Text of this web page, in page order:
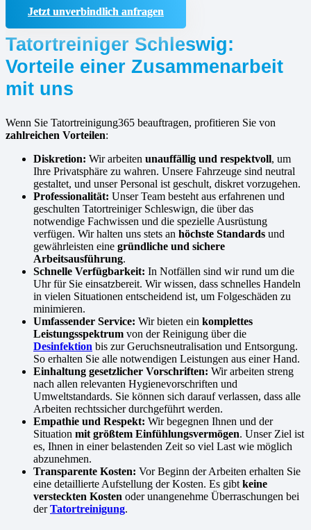
Jetzt unverbindlich anfragen
Tatortreiniger Schleswig:
Vorteile einer Zusammenarbeit
mit uns
Wenn Sie Tatortreinigung365 beauftragen, profitieren Sie von
zahlreichen Vorteilen:
Diskretion: Wir arbeiten unauffällig und respektvoll, um
Ihre Privatsphäre zu wahren. Unsere Fahrzeuge sind neutral
gestaltet, und unser Personal ist geschult, diskret vorzugehen.
Professionalität: Unser Team besteht aus erfahrenen und
geschulten Tatortreiniger Schleswign, die über das
notwendige Fachwissen und die spezielle Ausrüstung
verfügen. Wir halten uns stets an höchste Standards und
gewährleisten eine gründliche und sichere
Arbeitsausführung.
Schnelle Verfügbarkeit: In Notfällen sind wir rund um die
Uhr für Sie einsatzbereit. Wir wissen, dass schnelles Handeln
in vielen Situationen entscheidend ist, um Folgeschäden zu
minimieren.
Umfassender Service: Wir bieten ein komplettes
Leistungsspektrum von der Reinigung über die
Desinfektion bis zur Geruchsneutralisation und Entsorgung.
So erhalten Sie alle notwendigen Leistungen aus einer Hand.
Einhaltung gesetzlicher Vorschriften: Wir arbeiten streng
nach allen relevanten Hygienevorschriften und
Umweltstandards. Sie können sich darauf verlassen, dass alle
Arbeiten rechtssicher durchgeführt werden.
Empathie und Respekt: Wir begegnen Ihnen und der
Situation mit größtem Einfühlungsvermögen. Unser Ziel ist
es, Ihnen in einer belastenden Zeit so viel Last wie möglich
abzunehmen.
Transparente Kosten: Vor Beginn der Arbeiten erhalten Sie
eine detaillierte Aufstellung der Kosten. Es gibt keine
versteckten Kosten oder unangenehme Überraschungen bei
derTatortreinigung.